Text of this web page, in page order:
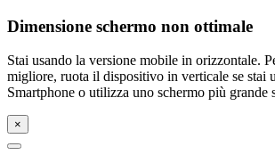
Dimensione schermo non ottimale
Stai usando la versione mobile in orizzontale.
migliore, ruota il dispositivo in verticale se stai
Smartphone o utilizza uno schermo più grande
×